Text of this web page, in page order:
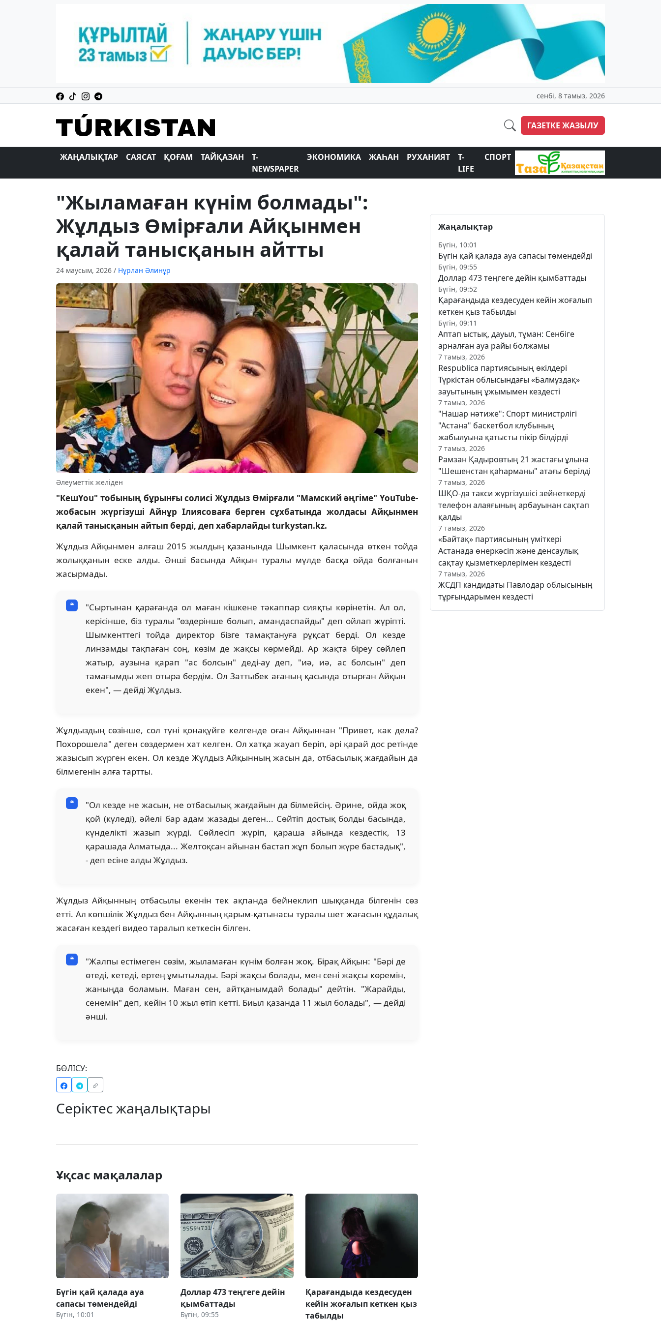
сенбі, 8 тамыз, 2026
ГАЗЕТКЕ ЖАЗЫЛУ
ЖАҢАЛЫҚТАР САЯСАТ ҚОҒАМ ТАЙҚАЗАН
T-
NEWSPAPER
ЭКОНОМИКА ЖАҺАН РУХАНИЯТ
T-
LIFE
СПОРТ
"Жыламаған күнім болмады":
Жұлдыз Өмірғали Айқынмен
қалай танысқанын айтты
24 маусым, 2026 / Нұрлан Әлинұр
Әлеуметтік желіден
"КешYou" тобының бұрынғы солисі Жұлдыз Өмірғали "Мамский әңгіме" YouTube-
жобасын жүргізуші Айнұр Ілиясоваға берген сұхбатында жолдасы Айқынмен
қалай танысқанын айтып берді, деп хабарлайды turkystan.kz.
Жұлдыз Айқынмен алғаш 2015 жылдың қазанында Шымкент қаласында өткен тойда
жолыққанын еске алды. Әнші басында Айқын туралы мүлде басқа ойда болғанын
жасырмады.
"Сыртынан қарағанда ол маған кішкене тәкаппар сияқты көрінетін. Ал ол,
керісінше, біз туралы "өздерінше болып, амандаспайды" деп ойлап жүріпті.
Шымкенттегі тойда директор бізге тамақтануға рұқсат берді. Ол кезде
линзамды тақпаған соң, көзім де жақсы көрмейді. Ар жақта біреу сөйлеп
жатыр, аузына қарап "ас болсын" деді-ау деп, "иә, иә, ас болсын" деп
тамағымды жеп отыра бердім. Ол Заттыбек ағаның қасында отырған Айқын
екен", — дейді Жұлдыз.
Жұлдыздың сөзінше, сол түні қонақүйге келгенде оған Айқыннан "Привет, как дела?
Похорошела" деген сөздермен хат келген. Ол хатқа жауап беріп, әрі қарай дос ретінде
жазысып жүрген екен. Ол кезде Жұлдыз Айқынның жасын да, отбасылық жағдайын да
білмегенін алға тартты.
"Ол кезде не жасын, не отбасылық жағдайын да білмейсің. Әрине, ойда жоқ
қой (күледі), әйелі бар адам жазады деген... Сөйтіп достық болды басында,
күнделікті жазып жүрді. Сөйлесіп жүріп, қараша айында кездестік, 13
қарашада Алматыда... Желтоқсан айынан бастап жұп болып жүре бастадық",
- деп есіне алды Жұлдыз.
Жұлдыз Айқынның отбасылы екенін тек ақпанда бейнеклип шыққанда білгенін сөз
етті. Ал көпшілік Жұлдыз бен Айқынның қарым-қатынасы туралы шет жағасын құдалық
жасаған кездегі видео таралып кеткесін білген.
"Жалпы естімеген сөзім, жыламаған күнім болған жоқ. Бірақ Айқын: "Бәрі де
өтеді, кетеді, ертең ұмытылады. Бәрі жақсы болады, мен сені жақсы көремін,
жаныңда боламын. Маған сен, айтқанымдай болады" дейтін. "Жарайды,
сенемін" деп, кейін 10 жыл өтіп кетті. Биыл қазанда 11 жыл болады", — дейді
әнші.
БӨЛІСУ:
Серіктес жаңалықтары
Ұқсас мақалалар
Бүгін қай қалада ауа
сапасы төмендейді
Бүгін, 10:01
Доллар 473 теңгеге дейін
қымбаттады
Бүгін, 09:55
Қарағандыда кездесуден
кейін жоғалып кеткен қыз
табылды
Жаңалықтар
Бүгін, 10:01
Бүгін қай қалада ауа сапасы төмендейді
Бүгін, 09:55
Доллар 473 теңгеге дейін қымбаттады
Бүгін, 09:52
Қарағандыда кездесуден кейін жоғалып
кеткен қыз табылды
Бүгін, 09:11
Аптап ыстық, дауыл, тұман: Сенбіге
арналған ауа райы болжамы
7 тамыз, 2026
Respublica партиясының өкілдері
Түркістан облысындағы «Балмұздақ»
зауытының ұжымымен кездесті
7 тамыз, 2026
"Нашар нәтиже": Спорт министрлігі
"Астана" баскетбол клубының
жабылуына қатысты пікір білдірді
7 тамыз, 2026
Рамзан Қадыровтың 21 жастағы ұлына
"Шешенстан қаһарманы" атағы берілді
7 тамыз, 2026
ШҚО-да такси жүргізушісі зейнеткерді
телефон алаяғының арбауынан сақтап
қалды
7 тамыз, 2026
«Байтақ» партиясының үміткері
Астанада өнеркәсіп және денсаулық
сақтау қызметкерлерімен кездесті
7 тамыз, 2026
ЖСДП кандидаты Павлодар облысының
тұрғындарымен кездесті